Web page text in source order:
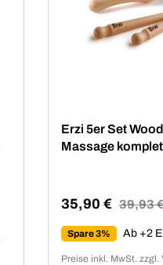
Erzi 5er Set
Massage
Verkaufspreis:
35,90 € 39,93
Spare 3% Ab +2
Preise inkl. MwSt. zzgl.